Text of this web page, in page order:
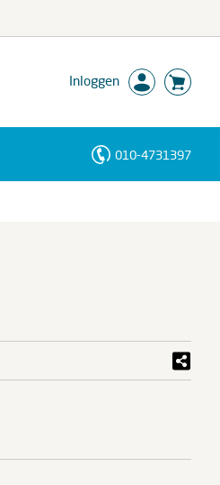
Inloggen
010-4731397